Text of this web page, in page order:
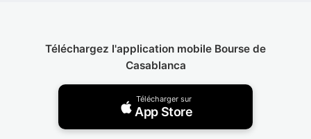
Téléchargez l'application mobile Bourse de
Casablanca
Télécharger sur
App Store